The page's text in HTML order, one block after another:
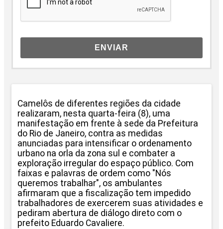
ENVIAR
Camelôs de diferentes regiões da cidade
realizaram, nesta quarta-feira (8), uma
manifestação em frente à sede da Prefeitura
do Rio de Janeiro, contra as medidas
anunciadas para intensificar o ordenamento
urbano na orla da zona sul e combater a
exploração irregular do espaço público. Com
faixas e palavras de ordem como "Nós
queremos trabalhar", os ambulantes
afirmaram que a fiscalização tem impedido
trabalhadores de exercerem suas atividades e
pediram abertura de diálogo direto com o
prefeito Eduardo Cavaliere.